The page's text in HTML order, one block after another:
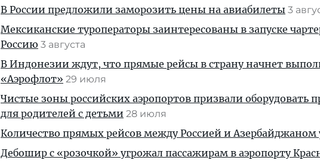
В России предложили заморозить цены на авиабилеты 3
Мексиканские туроператоры заинтересованы в запуске
Россию 3 августа
В Индонезии ждут, что прямые рейсы в страну начнет
«Аэрофлот» 29 июля
Чистые зоны российских аэропортов призвали оборудовать
для родителей с детьми 28 июля
Количество прямых рейсов между Россией и Азербайджаном
Дебошир с «розочкой» угрожал пассажирам в аэропорту